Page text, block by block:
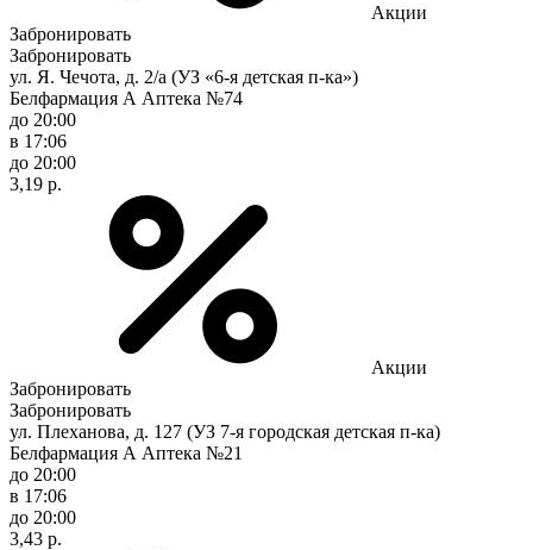
Акции
Забронировать
Забронировать
ул. Я. Чечота, д. 2/а (УЗ «6-я детская п-ка»)
Белфармация А Аптека №74
до 20:00
в 17:06
до 20:00
3,19 р.
Акции
Забронировать
Забронировать
ул. Плеханова, д. 127 (УЗ 7-я городская детская п-ка)
Белфармация А Аптека №21
до 20:00
в 17:06
до 20:00
3,43 р.